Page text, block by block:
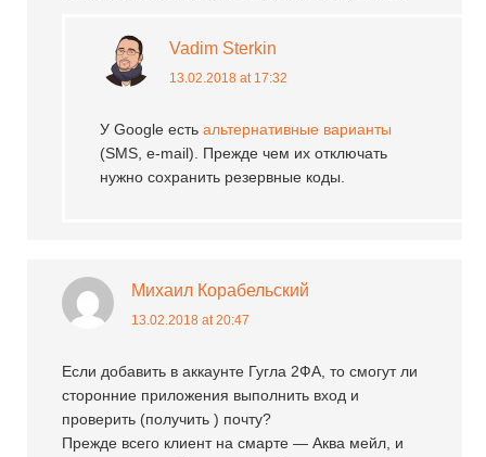
Vadim Sterkin
13.02.2018 at 17:32
У Google естьальтернативные варианты
(SMS, e-mail). Прежде чем их отключать
нужно сохранить резервные коды.
Михаил Корабельский
13.02.2018 at 20:47
Если добавить в аккаунте Гугла 2ФА, то смогут ли
сторонние приложения выполнить вход и
проверить (получить ) почту?
Прежде всего клиент на смарте — Аква мейл, и